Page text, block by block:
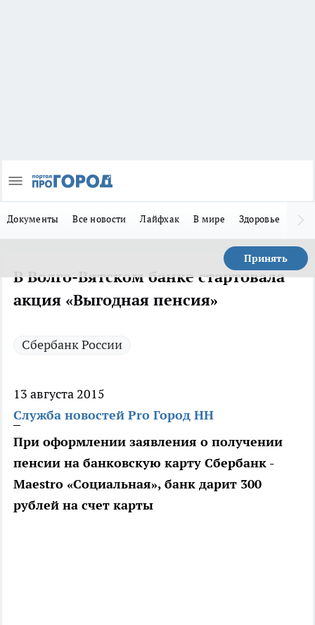
Документы Все новости Лайфхак В мире Здоровье
Принять
В Волго-Вятском банке стартовала
акция «Выгодная пенсия»
Сбербанк России
13 августа 2015
Служба новостей Pro Город НН
При оформлении заявления о получении
пенсии на банковскую карту Сбербанк -
Maestro «Социальная», банк дарит 300
рублей на счет карты